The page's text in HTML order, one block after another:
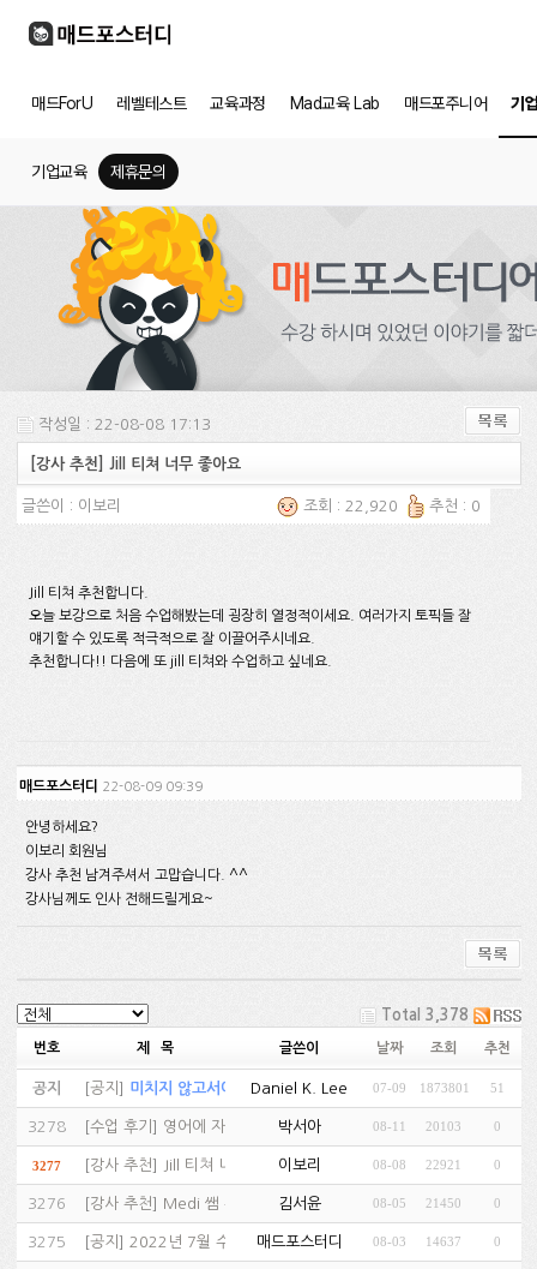
매드ForU 레벨테스트 교육과정 Mad교육 Lab 매드포주니어 기
기업교육 제휴문의
작성일 : 22-08-08 17:13
[강사 추천] Jill 티쳐 너무 좋아요
글쓴이 : 이보리 조회 : 22,920 추천 : 0
Jill 티쳐 추천합니다.
오늘 보강으로 처음 수업해봤는데 굉장히 열정적이세요. 여러가지 토픽들 잘
얘기할 수 있도록 적극적으로 잘 이끌어주시네요.
추천합니다!! 다음에 또 jill 티쳐와 수업하고 싶네요.
매드포스터디 22-08-09 09:39
안녕하세요?
이보리 회원님
강사 추천 남겨주셔서 고맙습니다. ^^
강사님께도 인사 전해드릴게요~
Total 3,378
번호 제 목 글쓴이 날짜 조회 추천
공지 [공지 ] 미치지 않고서야...… (81)
Daniel K. Lee 07-09 1873801 51
3278 [수업 후기 ] 영어에 자신감을 준 매드포스터디… (1)
박서아 08-11 20103 0
3277 [강사 추천] Jill 티쳐 너무 좋아요… (1)
이보리 08-08 22921 0
3276 [강사 추천] Medi 쌤 추천… (1)
김서윤 08-05 21450 0
3275 [공지 ] 2022년 7월 수강후기 당첨자 안내…
매드포스터디 08-03 14637 0